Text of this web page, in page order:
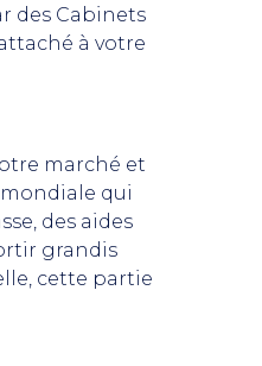
des Cabinets
à votre
marché et
qui
des aides
grandis
cette partie